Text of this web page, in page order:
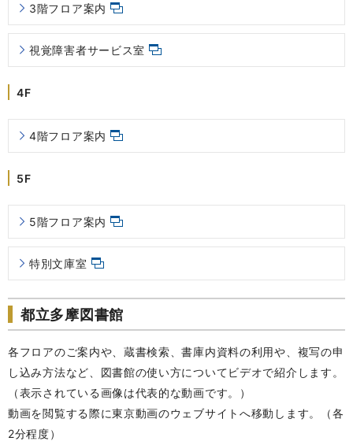
3階フロア案内
視覚障害者サービス室
4F
4階フロア案内
5F
5階フロア案内
特別文庫室
都立多摩図書館
各フロアのご案内や、蔵書検索、書庫内資料の利用や、複写の申
し込み方法など、図書館の使い方についてビデオで紹介します。
（表示されている画像は代表的な動画です。）
動画を閲覧する際に東京動画のウェブサイトへ移動します。（各
2分程度）